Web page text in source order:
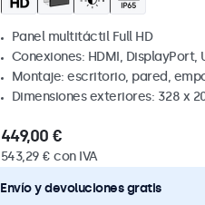
Panel multitáctil Full HD
Conexiones: HDMI, DisplayPort,
Montaje: escritorio, pared,
Dimensiones exteriores: 328 x
449,00 €
543,29 € con IVA
Envío y devoluciones gratis